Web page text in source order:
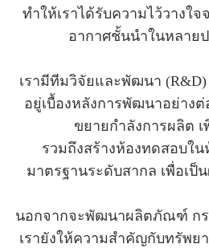
ทำให้เราได้รับความไว้วางใ
อากาศชั้นนำในหลาย
เรามีทีมวิจัยและพัฒนา
อยู่เบื้องหลังการพัฒนาอย่าง
ขยายกำลังการผลิต เ
รวมถึงสร้างห้องทดสอบใ
มาตรฐานระดับสากล เพื่อเป็
นอกจากจะพัฒนาผลิตภัณฑ์ กร
เรายังให้ความสำคัญกับทรัพย